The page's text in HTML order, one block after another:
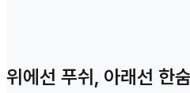
위에선 푸쉬, 아래선 한숨